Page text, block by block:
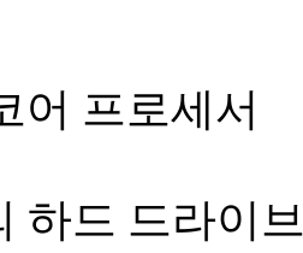
어 프로세서
하드 드라이